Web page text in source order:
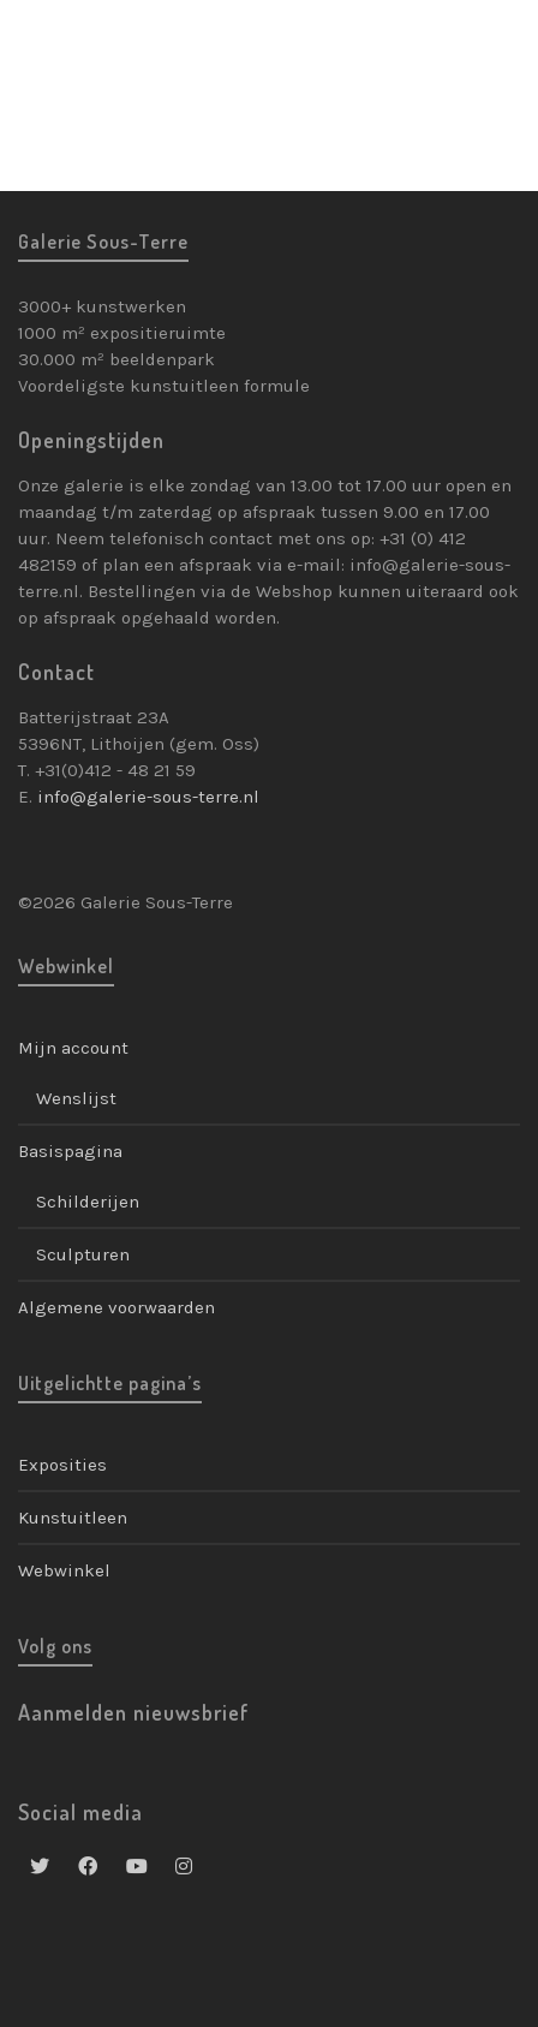
Galerie Sous-Terre
3000+ kunstwerken
1000 m² expositieruimte
30.000 m² beeldenpark
Voordeligste kunstuitleen formule
Openingstijden
Onze galerie is elke zondag van 13.00 tot 17.00 uur open en
maandag t/m zaterdag op afspraak tussen 9.00 en 17.00
uur. Neem telefonisch contact met ons op: +31 (0) 412
482159 of plan een afspraak via e-mail: info@galerie-sous-
terre.nl. Bestellingen via de Webshop kunnen uiteraard ook
op afspraak opgehaald worden.
Contact
Batterijstraat 23A
5396NT, Lithoijen (gem. Oss)
T. +31(0)412 - 48 21 59
E. info@galerie-sous-terre.nl
©2026 Galerie Sous-Terre
Webwinkel
Mijn account
Wenslijst
Basispagina
Schilderijen
Sculpturen
Algemene voorwaarden
Uitgelichtte pagina’s
Exposities
Kunstuitleen
Webwinkel
Volg ons
Aanmelden nieuwsbrief
Social media